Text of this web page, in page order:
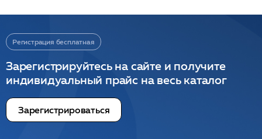
Регистрация бесплатная
Зарегистрируйтесь на сайте и получите
индивидуальный прайс на весь каталог
Зарегистрироваться